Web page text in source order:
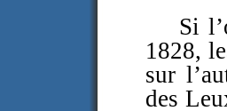
Si
1828,
sur
des